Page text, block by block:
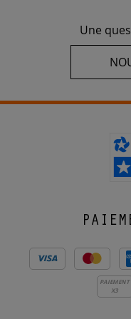
Une
PAIEMENT
X3